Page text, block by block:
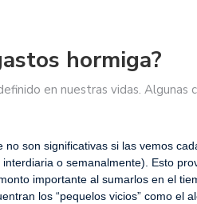
hormiga?
en nuestras vidas. Algunas
son significativas si las vemos
o semanalmente). Esto
importante al sumarlos en el
los “pequelos vicios” como el